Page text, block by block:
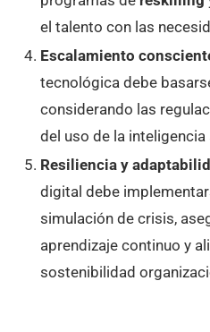
el talento con las
Escalamiento
tecnológica debe
considerando las
del uso de la inteligencia
Resiliencia y
digital debe
simulación de crisis,
aprendizaje continuo y
sostenibilidad